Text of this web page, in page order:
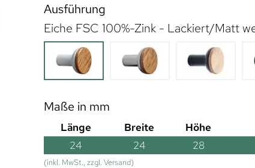
Ausführung
Eiche FSC 100%-Zink - Lackiert/Matt
Maße in mm
Länge Breite Höhe
24
24 28
(inkl. MwSt., zzgl. Versand)